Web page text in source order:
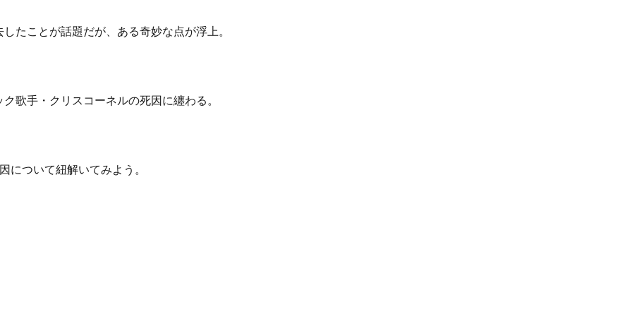
たことが話題だが、ある奇妙な点が浮上。
歌手・クリスコーネルの死因に纏わる。
について紐解いてみよう。